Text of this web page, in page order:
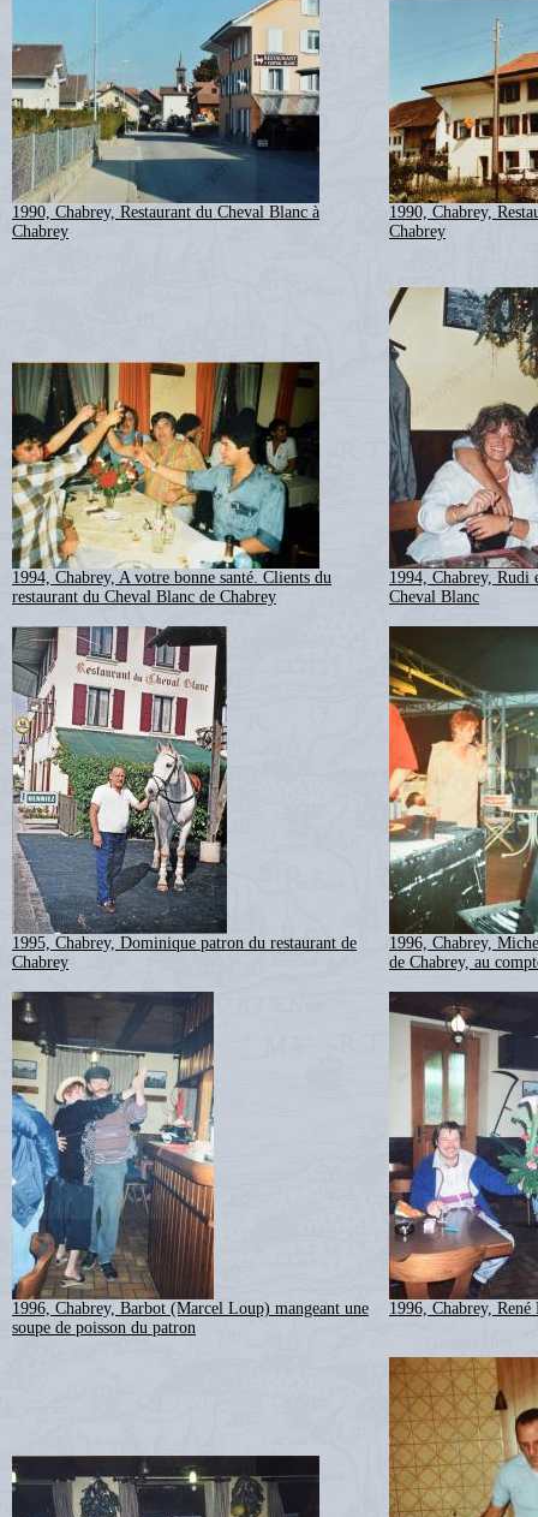
1990, Chabrey, Restaurant du Cheval Blanc à
Chabrey
1990, Chabrey,
Chabrey
1994, Chabrey, A votre bonne santé. Clients du
restaurant du Cheval Blanc de Chabrey
1994, Chabrey, Rudi
Cheval Blanc
1995, Chabrey, Dominique patron du restaurant de
Chabrey
1996, Chabrey,
de Chabrey, au
1996, Chabrey, Barbot (Marcel Loup) mangeant une
soupe de poisson du patron
1996, Chabrey,